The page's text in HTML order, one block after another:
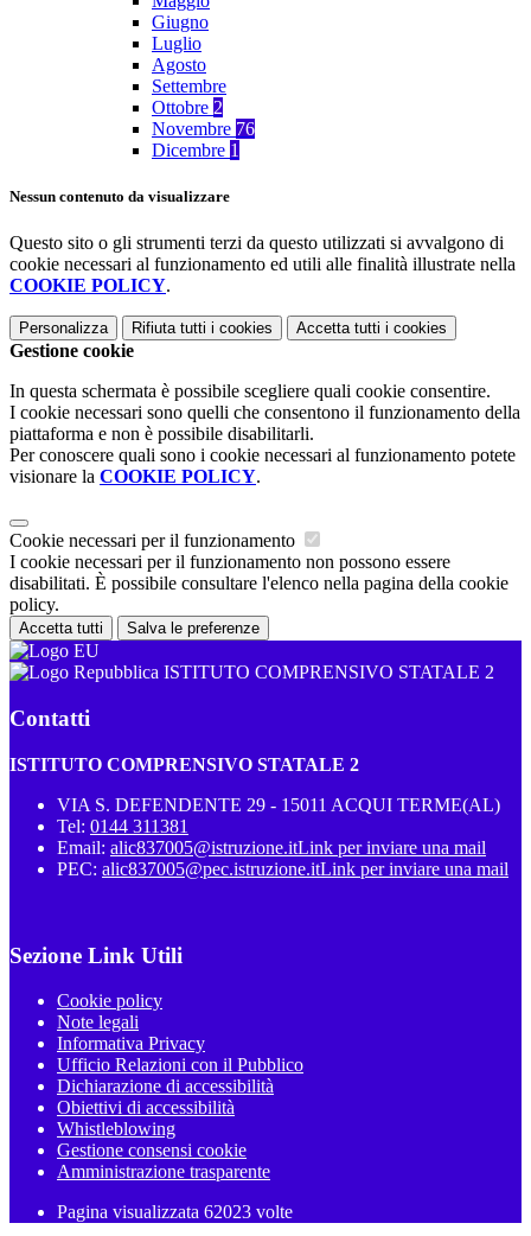
Giugno
Luglio
Agosto
Settembre
Ottobre 2
Novembre 76
Dicembre 1
Nessun contenuto da visualizzare
Questo sito o gli strumenti terzi da questo utilizzati si avvalgono di
cookie necessari al funzionamento ed utili alle finalità illustrate nella
COOKIE POLICY.
Personalizza Rifiuta tutti i cookies Accetta tutti i cookies
Gestione cookie
In questa schermata è possibile scegliere quali cookie consentire.
I cookie necessari sono quelli che consentono il funzionamento della
piattaforma e non è possibile disabilitarli.
Per conoscere quali sono i cookie necessari al funzionamento potete
visionare la COOKIE POLICY.
Cookie necessari per il funzionamento
I cookie necessari per il funzionamento non possono essere
disabilitati. È possibile consultare l'elenco nella pagina della cookie
policy.
Accetta tutti Salva le preferenze
ISTITUTO COMPRENSIVO STATALE 2
Contatti
ISTITUTO COMPRENSIVO STATALE 2
VIA S. DEFENDENTE 29 - 15011 ACQUI TERME(AL)
Tel: 0144 311381
Email: alic837005@istruzione.itLink per inviare una mail
PEC: alic837005@pec.istruzione.itLink per inviare una mail
Sezione Link Utili
Cookie policy
Note legali
Informativa Privacy
Ufficio Relazioni con il Pubblico
Dichiarazione di accessibilità
Obiettivi di accessibilità
Whistleblowing
Gestione consensi cookie
Amministrazione trasparente
Pagina visualizzata 62023 volte